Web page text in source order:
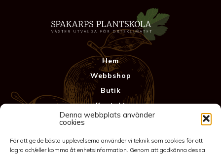
Denna webbplats använder
cookies
För att ge de bästa upplevelserna använder vi teknik som cookies för att
lagra och/eller komma åt enhetsinformation. Genom att godkänna dessa
Hem
Webbshop
Butik
Kontakt
Anläggning
Integritetspolicy